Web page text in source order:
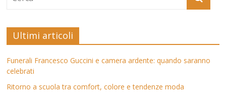
Ultimi articoli
Funerali Francesco Guccini e camera ardente: quando saranno
celebrati
Ritorno a scuola tra comfort, colore e tendenze moda